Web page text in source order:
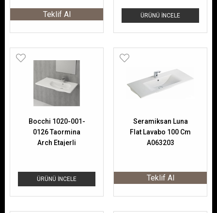
Teklif Al ÜRÜNÜ İNCELE
ÜRÜNÜ İNCELE
Bocchi 1020-001-
0126 Taormina
Arch Etajerli
Seramiksan Luna
Flat Lavabo 100 Cm
A063203
Teklif Al